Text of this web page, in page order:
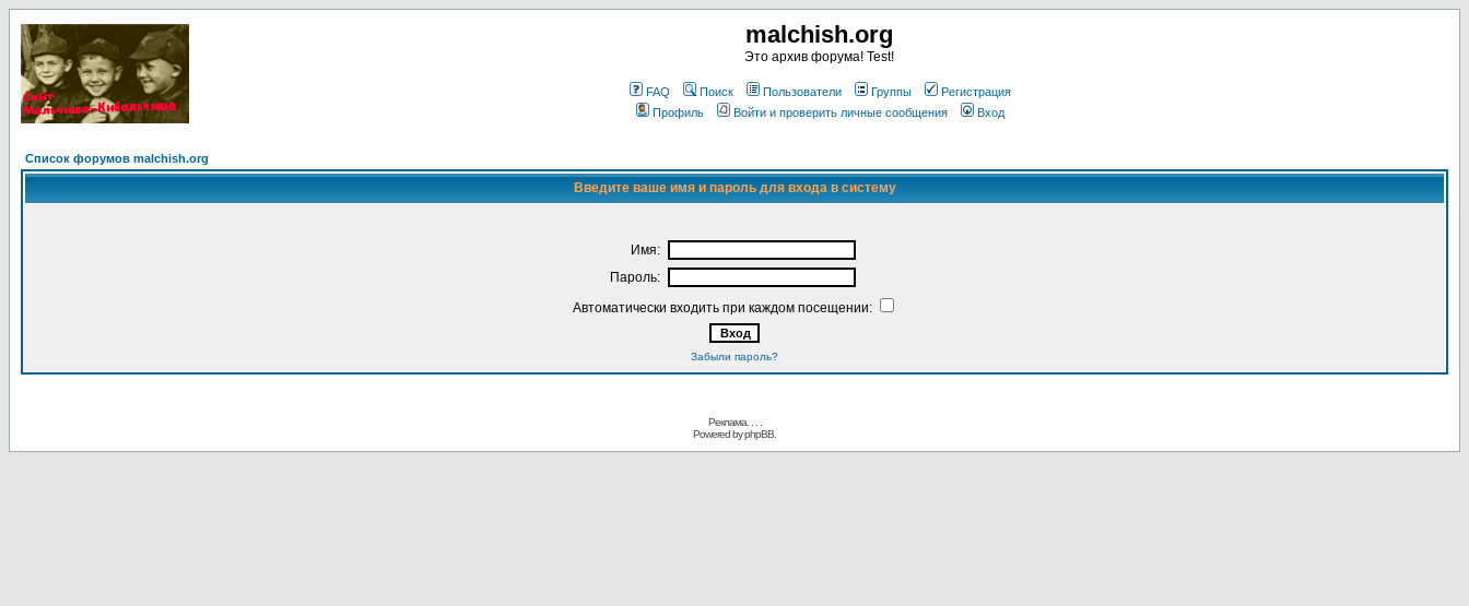
malchish.org
Это архив форума! Test!
FAQ Поиск Пользователи Группы
Регистрация
Профиль
Войти и проверить личные сообщения Вход
Список форумов malchish.org
Введите ваше имя и пароль для входа в систему
Имя:
Пароль:
Автоматически входить при каждом посещении:
Забыли пароль?
Реклама. . .
Powered byphpBB.